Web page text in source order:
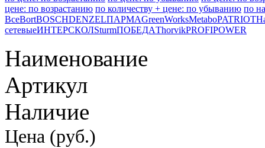
цене: по возрастанию по количеству + цене: по убыванию по
ВсеBortBOSCHDENZELПАРМАGreenWorksMetaboPATRIOT
сетевыеИНТЕРСКОЛSturmПОБЕДАThorvikPROFIPOWER
Наименование
Артикул
Наличие
Цена (руб.)